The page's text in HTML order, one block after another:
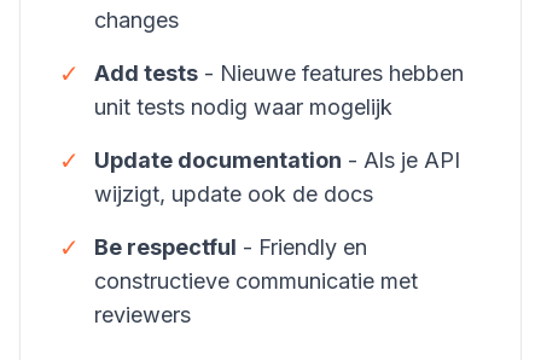
changes
✓ Add tests - Nieuwe features hebben
unit tests nodig waar mogelijk
✓ Update documentation - Als je API
wijzigt, update ook de docs
✓ Be respectful - Friendly en
constructieve communicatie met
reviewers